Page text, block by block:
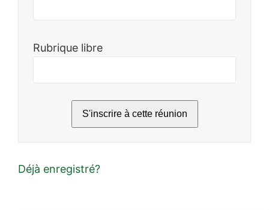
Rubrique libre
Déjà enregistré?